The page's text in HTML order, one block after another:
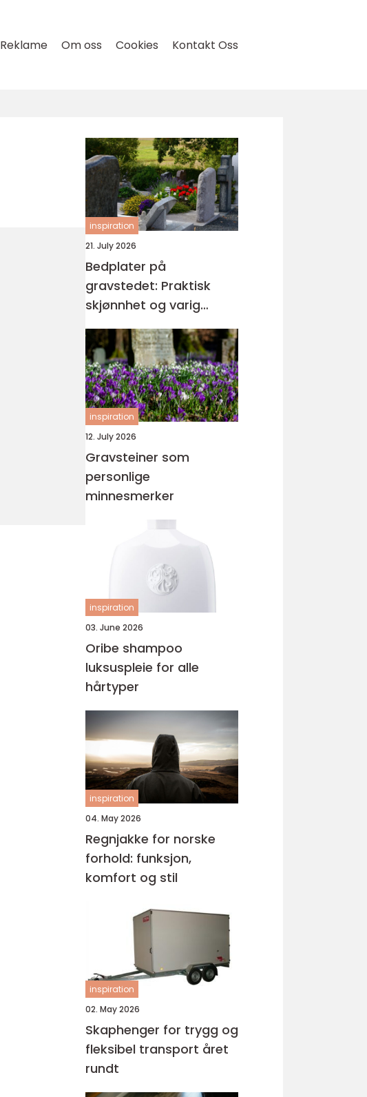
Reklame Om oss Cookies Kontakt Oss
inspiration
21. July 2026
Bedplater på
gravstedet: Praktisk
skjønnhet og varig
orden
inspiration
12. July 2026
Gravsteiner som
personlige
minnesmerker
inspiration
03. June 2026
Oribe shampoo
luksuspleie for alle
hårtyper
inspiration
04. May 2026
Regnjakke for norske
forhold: funksjon,
komfort og stil
inspiration
02. May 2026
Skaphenger for trygg og
fleksibel transport året
rundt